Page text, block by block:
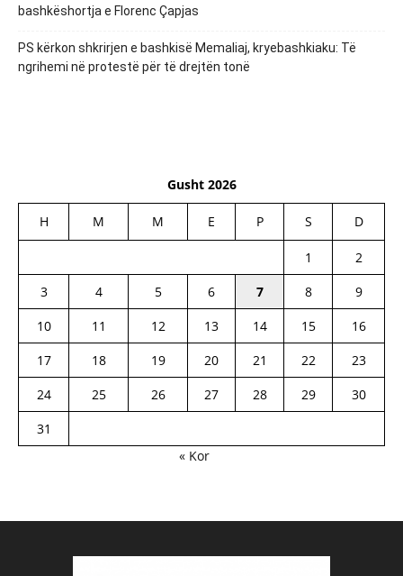
bashkëshortja e Florenc Çapjas
PS kërkon shkrirjen e bashkisë Memaliaj, kryebashkiaku: Të
ngrihemi në protestë për të drejtën tonë
Gusht 2026
H M M E P S D
1
2
3
4 5 6 7 8
9
10
11 12 13 14 15
16
17
18 19 20 21 22
23
24
25 26 27 28 29
30
31
« Kor